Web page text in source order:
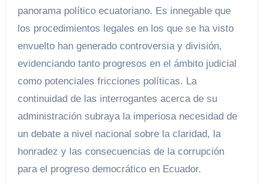
panorama político ecuatoriano. Es innegable que
los procedimientos legales en los que se ha visto
envuelto han generado controversia y división,
evidenciando tanto progresos en el ámbito judicial
como potenciales fricciones políticas. La
continuidad de las interrogantes acerca de su
administración subraya la imperiosa necesidad de
un debate a nivel nacional sobre la claridad, la
honradez y las consecuencias de la corrupción
para el progreso democrático en Ecuador.